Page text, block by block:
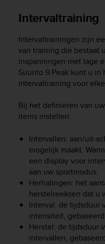
Intervaltraining
Intervaltrainingen zijn
van training die bestaat
inspanningen met lage
Suunto 9 Peak kunt u in
intervaltraining voor
Bij het definiëren van
items instellen:
Intervallen: aan/uit-
mogelijk maakt.
een display voor
aan uw sportmodus.
Herhalingen: het
herstelreeksen dat u
Interval: de tijdsduur
intensiteit,
Herstel: de tijdsduur
intervallen,